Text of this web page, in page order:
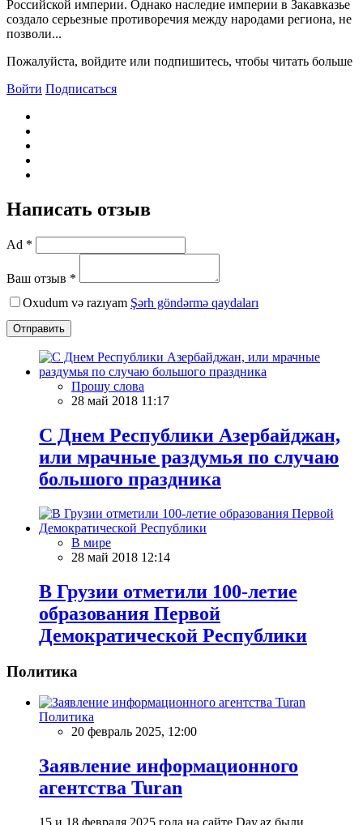
Российской империи. Однако наследие империи в Закавказье
создало серьезные противоречия между народами региона, не
позволи...
Пожалуйста, войдите или подпишитесь, чтобы читать больше
Войти Подписаться
Написать отзыв
Ad *
Ваш отзыв *
Oxudum və razıyam Şərh göndərmə qaydaları
Отправить
Прошу слова
28 май 2018 11:17
С Днем Республики Азербайджан,
или мрачные раздумья по случаю
большого праздника
В мире
28 май 2018 12:14
В Грузии отметили 100-летие
образования Первой
Демократической Республики
Политика
Политика
20 февраль 2025, 12:00
Заявление информационного
агентства Turan